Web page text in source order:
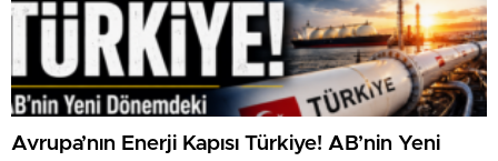
Avrupa’nın Enerji Kapısı Türkiye! AB’nin Yeni